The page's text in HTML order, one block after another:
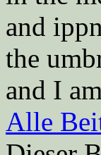
and
the
and I
Alle